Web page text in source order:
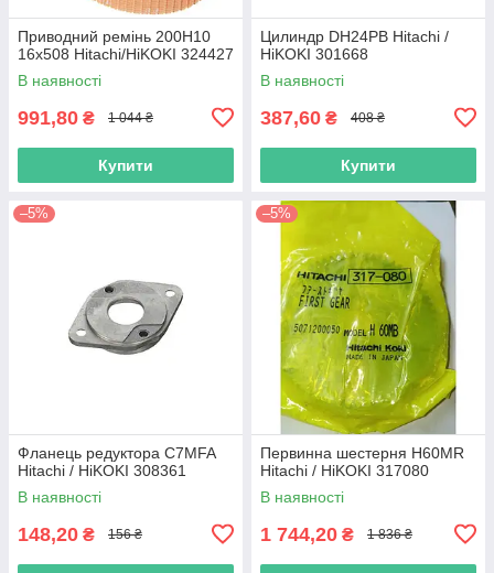
Приводний ремінь 200Н10
16х508 Hitachi/HiKOKI 324427
В наявності
991,80 ₴ 1 044 ₴
Купити
Цилиндр DH24PB Hitachi /
HiKOKI 301668
В наявності
387,60 ₴ 408 ₴
Купити
–5%
Фланець редуктора C7MFA
Hitachi / HiKOKI 308361
В наявності
148,20 ₴ 156 ₴
–5%
Первинна шестерня H60MR
Hitachi / HiKOKI 317080
В наявності
1 744,20 ₴ 1 836 ₴